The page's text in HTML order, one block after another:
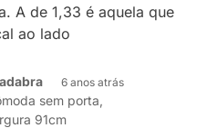
A de 1,33 é aquela que
ao lado
6 anos atrás
sem porta,
91cm